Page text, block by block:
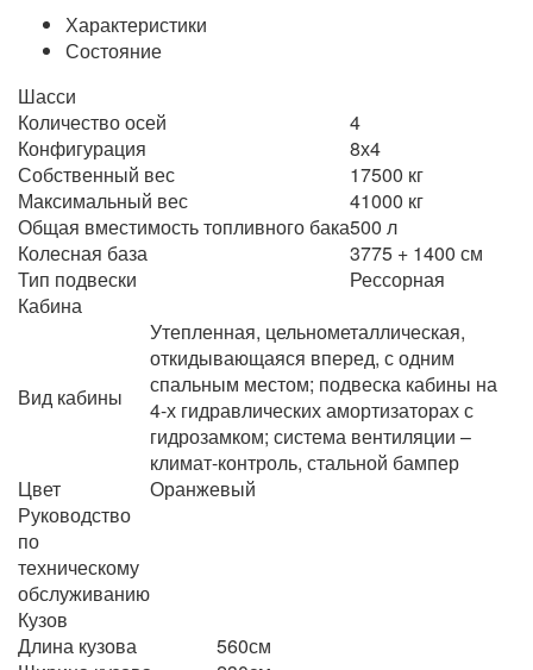
Характеристики
Состояние
Шасси
Количество осей
4
Конфигурация
8х4
Собственный вес
17500 кг
Максимальный вес
41000 кг
Общая вместимость топливного бака500 л
Колесная база
3775 + 1400 см
Тип подвески
Рессорная
Кабина
Вид кабины
Утепленная, цельнометаллическая,
откидывающаяся вперед, с одним
спальным местом; подвеска кабины на
4-х гидравлических амортизаторах с
гидрозамком; система вентиляции –
климат-контроль, стальной бампер
Цвет
Оранжевый
Руководство
по
техническому
обслуживанию
Кузов
Длина кузова
560см